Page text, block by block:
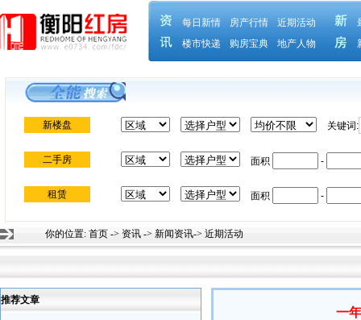
你的位置: 首页 -> 资讯 -> 新闻资讯-> 近期活动
推荐文章
一